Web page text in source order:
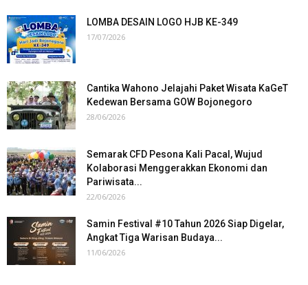
LOMBA DESAIN LOGO HJB KE-349
17/07/2026
Cantika Wahono Jelajahi Paket Wisata KaGeT
Kedewan Bersama GOW Bojonegoro
28/06/2026
Semarak CFD Pesona Kali Pacal, Wujud
Kolaborasi Menggerakkan Ekonomi dan
Pariwisata...
22/06/2026
Samin Festival #10 Tahun 2026 Siap Digelar,
Angkat Tiga Warisan Budaya...
11/06/2026